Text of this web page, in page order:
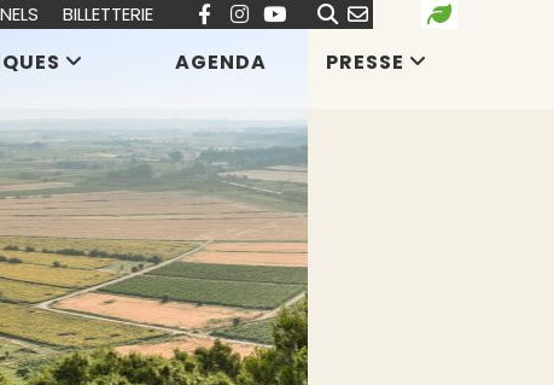
AGENDA PRESSE
BILLETTERIE